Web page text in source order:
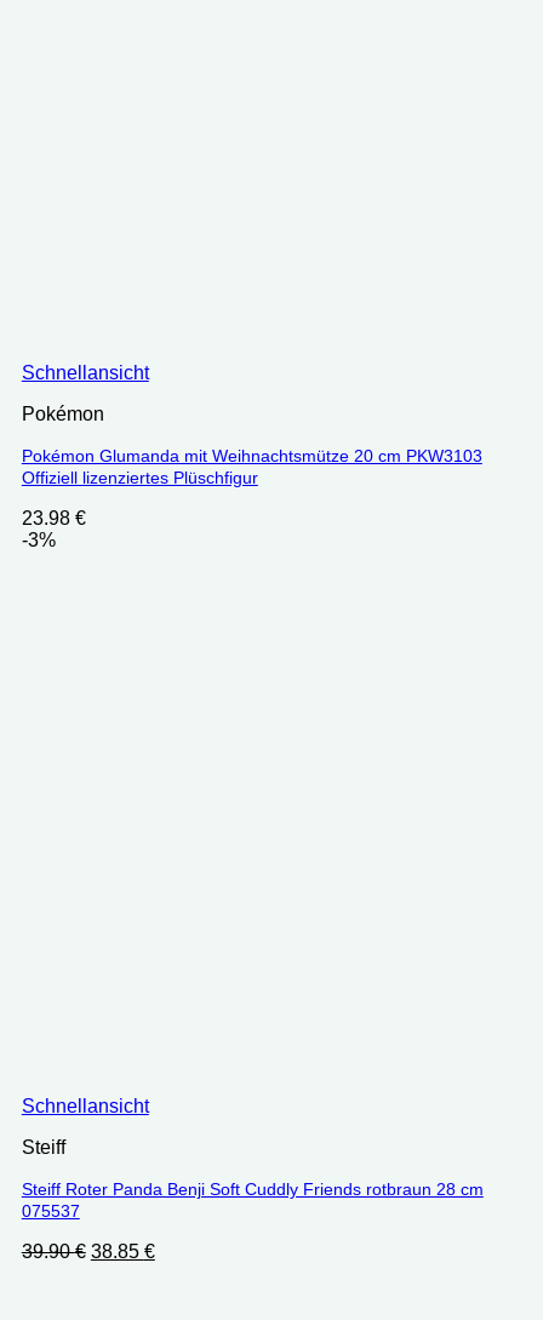
Schnellansicht
Pokémon
Pokémon Glumanda mit Weihnachtsmütze 20 cm PKW3103
Offiziell lizenziertes Plüschfigur
23.98 €
-3%
Schnellansicht
Steiff
Steiff Roter Panda Benji Soft Cuddly Friends rotbraun 28 cm
075537
39.90€ Ursprünglicher
38.85 €Aktueller